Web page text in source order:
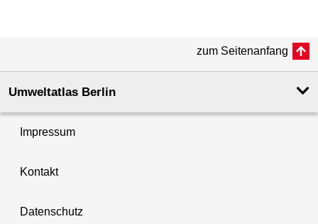
zum Seitenanfang
Umweltatlas Berlin
Impressum
Kontakt
Datenschutz